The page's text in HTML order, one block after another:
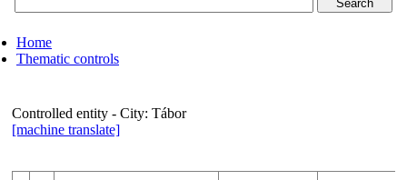
food
inspection
Home
Thematic controls
Controlled entity - City: Tábor
[machine translate]